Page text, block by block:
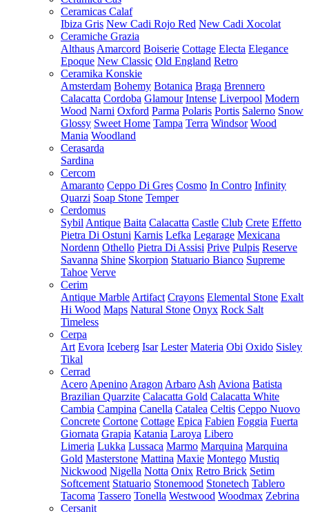
Ceramicas Calaf
Ibiza Gris New Cadi Rojo Red New Cadi Xocolat
Ceramiche Grazia
Althaus Amarcord Boiserie Cottage Electa Elegance
Epoque New Classic Old England Retro
Ceramika Konskie
Amsterdam Bohemy Botanica Braga Brennero
Calacatta Cordoba Glamour Intense Liverpool Modern
Wood Narni Oxford Parma Polaris Portis Salerno Snow
Glossy Sweet Home Tampa Terra Windsor Wood
Mania Woodland
Cerasarda
Sardina
Cercom
Amaranto Ceppo Di Gres Cosmo In Contro Infinity
Quarzi Soap Stone Temper
Cerdomus
Sybil Antique Baita Calacatta Castle Club Crete Effetto
Pietra Di Ostuni Karnis Lefka Legarage Mexicana
Nordenn Othello Pietra Di Assisi Prive Pulpis Reserve
Savanna Shine Skorpion Statuario Bianco Supreme
Tahoe Verve
Cerim
Antique Marble Artifact Crayons Elemental Stone Exalt
Hi Wood Maps Natural Stone Onyx Rock Salt
Timeless
Cerpa
Art Evora Iceberg Isar Lester Materia Obi Oxido Sisley
Tikal
Cerrad
Acero Apenino Aragon Arbaro Ash Aviona Batista
Brazilian Quarzite Calacatta Gold Calacatta White
Cambia Campina Canella Catalea Celtis Ceppo Nuovo
Concrete Cortone Cottage Epica Fabien Foggia Fuerta
Giornata Grapia Katania Laroya Libero
Limeria Lukka Lussaca Marmo Marquina Marquina
Gold Masterstone Mattina Maxie Montego Mustiq
Nickwood Nigella Notta Onix Retro Brick Setim
Softcement Statuario Stonemood Stonetech Tablero
Tacoma Tassero Tonella Westwood Woodmax Zebrina
Cersanit